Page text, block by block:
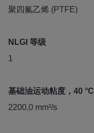
聚四氟乙烯 (PTFE)
NLGI 等级
1
基础油运动粘度，40 °C
2200,0 mm²/s